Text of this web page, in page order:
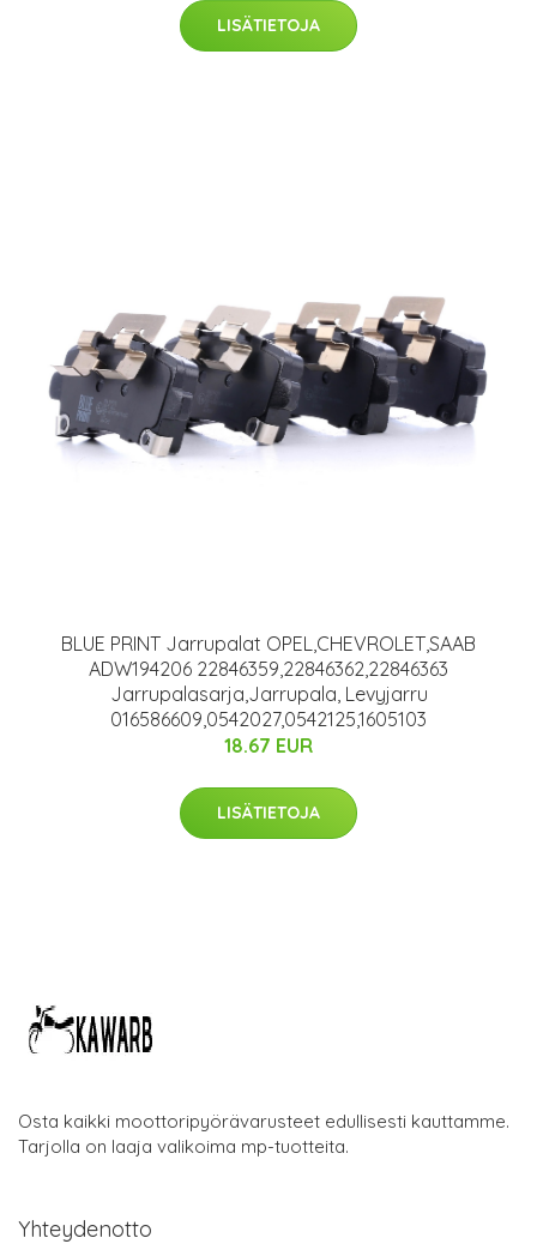
LISÄTIETOJA
BLUE PRINT Jarrupalat OPEL,CHEVROLET,SAAB
ADW194206 22846359,22846362,22846363
Jarrupalasarja,Jarrupala, Levyjarru
016586609,0542027,0542125,1605103
18.67 EUR
LISÄTIETOJA
Osta kaikki moottoripyörävarusteet edullisesti kauttamme.
Tarjolla on laaja valikoima mp-tuotteita.
Yhteydenotto